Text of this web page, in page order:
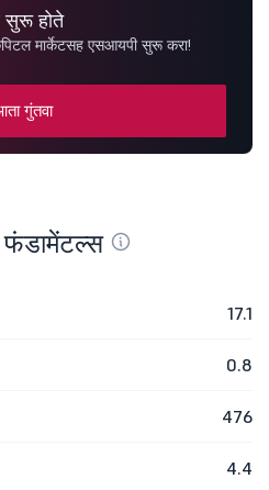
सुरू होते
मार्केटसह एसआयपी सुरू करा!
गुंतवा
फंडामेंटल्स
17.1
0.8
476
4.4